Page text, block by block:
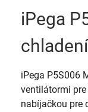
iPega
iPega P5S006
ventilátormi
nabíjačkou pre